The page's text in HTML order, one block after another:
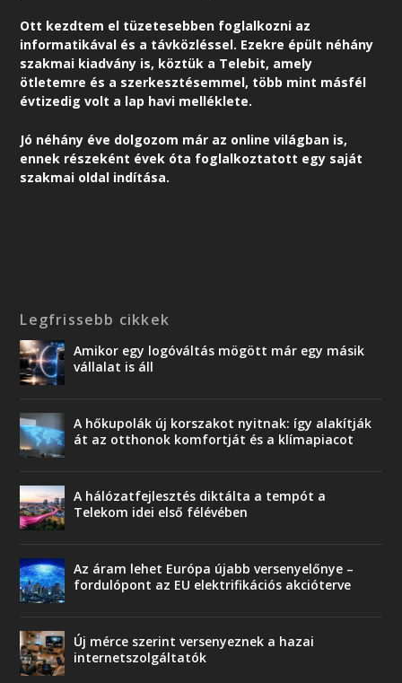
Ott kezdtem el tüzetesebben foglalkozni az
informatikával és a távközléssel. Ezekre épült néhány
szakmai kiadvány is, köztük a Telebit, amely
ötletemre és a szerkesztésemmel, több mint másfél
évtizedig volt a lap havi melléklete.
Jó néhány éve dolgozom már az online világban is,
ennek részeként évek óta foglalkoztatott egy saját
szakmai oldal indítása.
Legfrissebb cikkek
Amikor egy logóváltás mögött már egy másik
vállalat is áll
A hőkupolák új korszakot nyitnak: így alakítják
át az otthonok komfortját és a klímapiacot
A hálózatfejlesztés diktálta a tempót a
Telekom idei első félévében
Az áram lehet Európa újabb versenyelőnye –
fordulópont az EU elektrifikációs akcióterve
Új mérce szerint versenyeznek a hazai
internetszolgáltatók